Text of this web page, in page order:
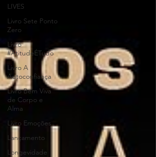
LIVES
Livro Sete Ponto
Zero
Livro
#AtitudeÉTudo
Livro A
Autoconfiança
Livro Bem Viva
de Corpo e
Alma
Livro Emoções
Lançamento
Longevidade